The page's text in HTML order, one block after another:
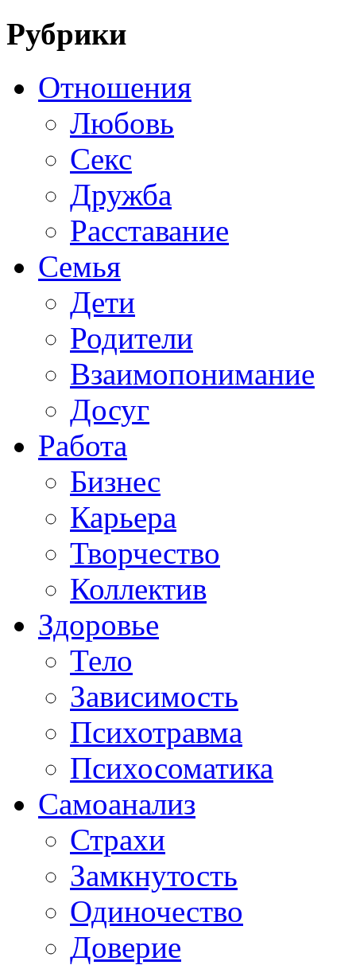
Рубрики
Отношения
Любовь
Секс
Дружба
Расставание
Семья
Дети
Родители
Взаимопонимание
Досуг
Работа
Бизнес
Карьера
Творчество
Коллектив
Здоровье
Тело
Зависимость
Психотравма
Психосоматика
Самоанализ
Страхи
Замкнутость
Одиночество
Доверие